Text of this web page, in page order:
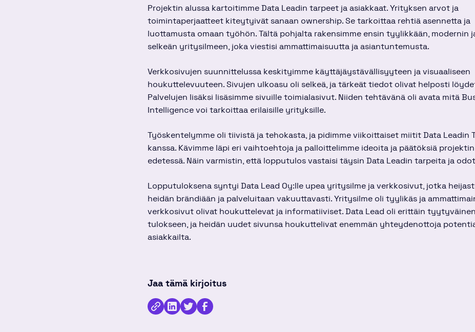
Projektin alussa kartoitimme Data Leadin tarpeet ja asiakkaat. Yrityksen arvot ja
toimintaperjaatteet kiteytyivät sanaan ownership. Se tarkoittaa rehtiä asennetta ja
luottamusta omaan työhön. Tältä pohjalta rakensimme ensin tyylikkään, modernin
selkeän yritysilmeen, joka viestisi ammattimaisuutta ja asiantuntemusta.
Verkkosivujen suunnittelussa keskityimme käyttäjäystävällisyyteen ja visuaaliseen
houkuttelevuuteen. Sivujen ulkoasu oli selkeä, ja tärkeät tiedot olivat helposti
Palvelujen lisäksi lisäsimme sivuille toimialasivut. Niiden tehtävänä oli avata mitä
Intelligence voi tarkoittaa erilaisille yrityksille.
Työskentelymme oli tiivistä ja tehokasta, ja pidimme viikoittaiset miitit Data Leadin
kanssa. Kävimme läpi eri vaihtoehtoja ja palloittelimme ideoita ja päätöksiä projektin
edetessä. Näin varmistin, että lopputulos vastaisi täysin Data Leadin tarpeita ja
Lopputuloksena syntyi Data Lead Oy:lle upea yritysilme ja verkkosivut, jotka
heidän brändiään ja palveluitaan vakuuttavasti. Yritysilme oli tyylikäs ja
verkkosivut olivat houkuttelevat ja informatiiviset. Data Lead oli erittäin tyytyväinen
tulokseen, ja heidän uudet sivunsa houkuttelivat enemmän yhteydenottoja
asiakkailta.
Jaa tämä kirjoitus